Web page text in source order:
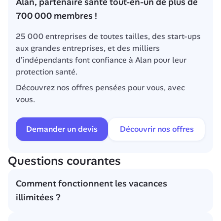
700 000 membres !
25 000 entreprises de toutes tailles, des start-ups
aux grandes entreprises, et des milliers
d’indépendants font confiance à Alan pour leur
protection santé.
Découvrez nos offres pensées pour vous, avec
vous.
Demander un devis Découvrir nos offres
Questions courantes
Comment fonctionnent les vacances
illimitées ?